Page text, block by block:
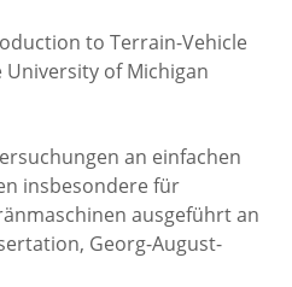
to Terrain-Vehicle
University of Michigan
an einfachen
insbesondere für
ausgeführt an
Georg-August-